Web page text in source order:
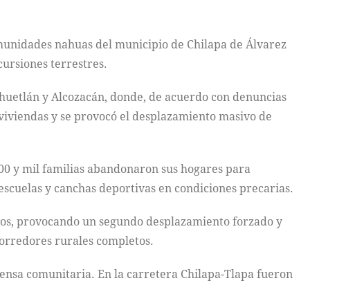
nahuas del municipio de Chilapa de Álvarez
terrestres.
y Alcozacán, donde, de acuerdo con denuncias
y se provocó el desplazamiento masivo de
y mil familias abandonaron sus hogares para
y canchas deportivas en condiciones precarias.
provocando un segundo desplazamiento forzado y
rurales completos.
comunitaria. En la carretera Chilapa-Tlapa fueron